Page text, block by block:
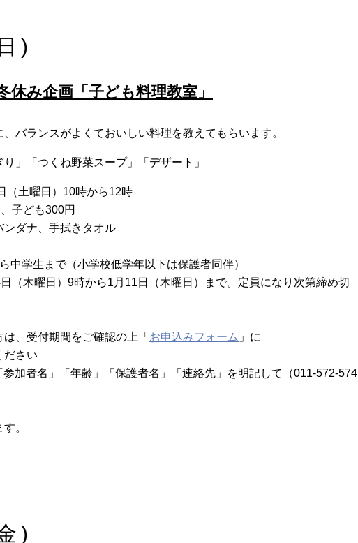
)
休み企画「子ども料理教室」
バランスがよくておいしい料理を教えてもらいます。
」「つくね野菜スープ」「デザート」
（土曜日）10時から12時
子ども300円
ンダナ、手拭きタオル
中学生まで（小学校低学年以下は保護者同伴）
（木曜日）9時から1月11日（木曜日）まで。定員になり次第締め切
、受付期間をご確認の上「 お申込みフォーム 」に
ださい
加者名」「年齢」「保護者名」「連絡先」を明記して（011-572-574
。
)